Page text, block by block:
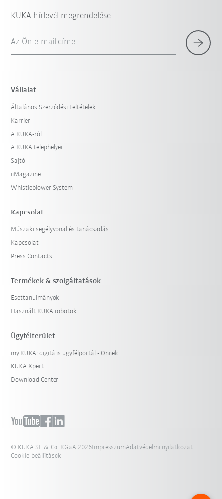
KUKA hírlevél megrendelése
Az Ön e-mail címe
Vállalat
Általános Szerződési Feltételek
Karrier
A KUKA-ról
A KUKA telephelyei
Sajtó
iiMagazine
Whistleblower System
Kapcsolat
Műszaki segélyvonal és tanácsadás
Kapcsolat
Press Contacts
Termékek & szolgáltatások
Esettanulmányok
Használt KUKA robotok
Ügyfélterület
my.KUKA: digitális ügyfélportál - Önnek
KUKA Xpert
Download Center
© KUKA SE & Co. KGaA 2026ImpresszumAdatvédelmi nyilatkozat
Cookie-beállítások